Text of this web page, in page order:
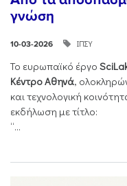
γνώση
10-03-2026 ΙΠΣΥ
Το ευρωπαϊκό έργο
Κέντρο Αθηνά,
και τεχνολογική
εκδήλωση με τίτλο:
“...